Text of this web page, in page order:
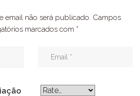
email não será publicado. Campos
marcados com *